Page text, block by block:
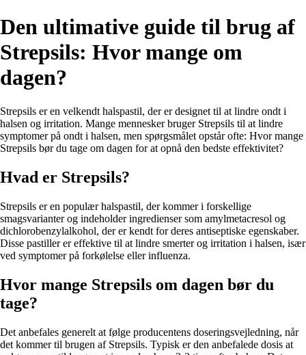
Den ultimative guide til brug af
Strepsils: Hvor mange om
dagen?
Strepsils er en velkendt halspastil, der er designet til at lindre ondt i
halsen og irritation. Mange mennesker bruger Strepsils til at lindre
symptomer på ondt i halsen, men spørgsmålet opstår ofte: Hvor mange
Strepsils bør du tage om dagen for at opnå den bedste effektivitet?
Hvad er Strepsils?
Strepsils er en populær halspastil, der kommer i forskellige
smagsvarianter og indeholder ingredienser som amylmetacresol og
dichlorobenzylalkohol, der er kendt for deres antiseptiske egenskaber.
Disse pastiller er effektive til at lindre smerter og irritation i halsen, især
ved symptomer på forkølelse eller influenza.
Hvor mange Strepsils om dagen bør du
tage?
Det anbefales generelt at følge producentens doseringsvejledning, når
det kommer til brugen af Strepsils. Typisk er den anbefalede dosis at